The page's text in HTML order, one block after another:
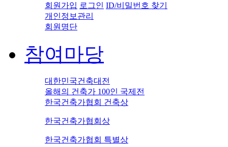
회원가입 로그인 ID/비밀번호 찾기
개인정보관리
회원명단
참여마당
대한민국건축대전
올해의 건축가 100인 국제전
한국건축가협회 건축상
한국건축가협회상
한국건축가협회 특별상